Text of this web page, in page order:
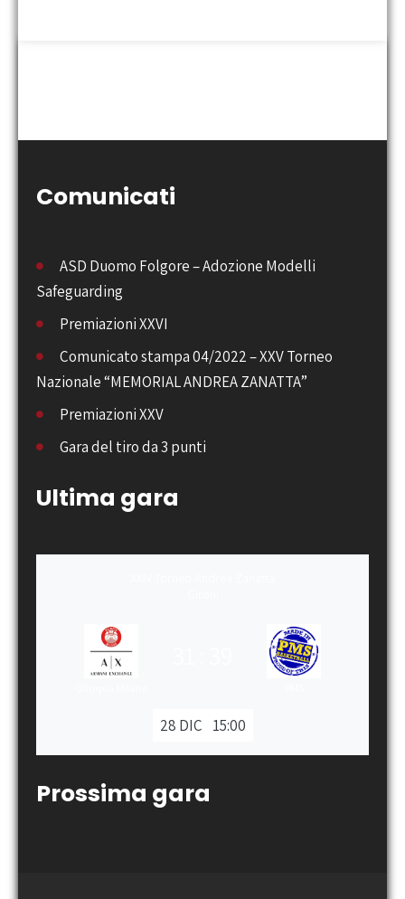
Comunicati
ASD Duomo Folgore – Adozione Modelli
Safeguarding
Premiazioni XXVI
Comunicato stampa 04/2022 – XXV Torneo
Nazionale “MEMORIAL ANDREA ZANATTA”
Premiazioni XXV
Gara del tiro da 3 punti
Ultima gara
28 DIC 15:00
Prossima gara